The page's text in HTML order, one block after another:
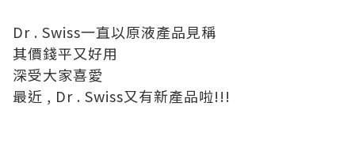
Dr . Swiss一直以原液產品見稱
其價錢平又好用
深受大家喜愛
最近 , Dr . Swiss又有新產品啦!!!